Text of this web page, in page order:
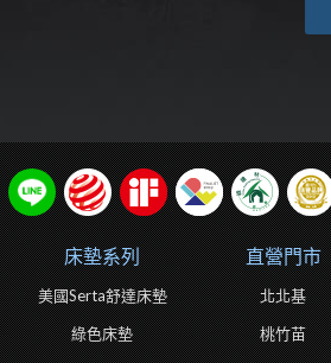
床墊系列
美國Serta舒達床墊
綠色床墊
直營門市
北北基
桃竹苗